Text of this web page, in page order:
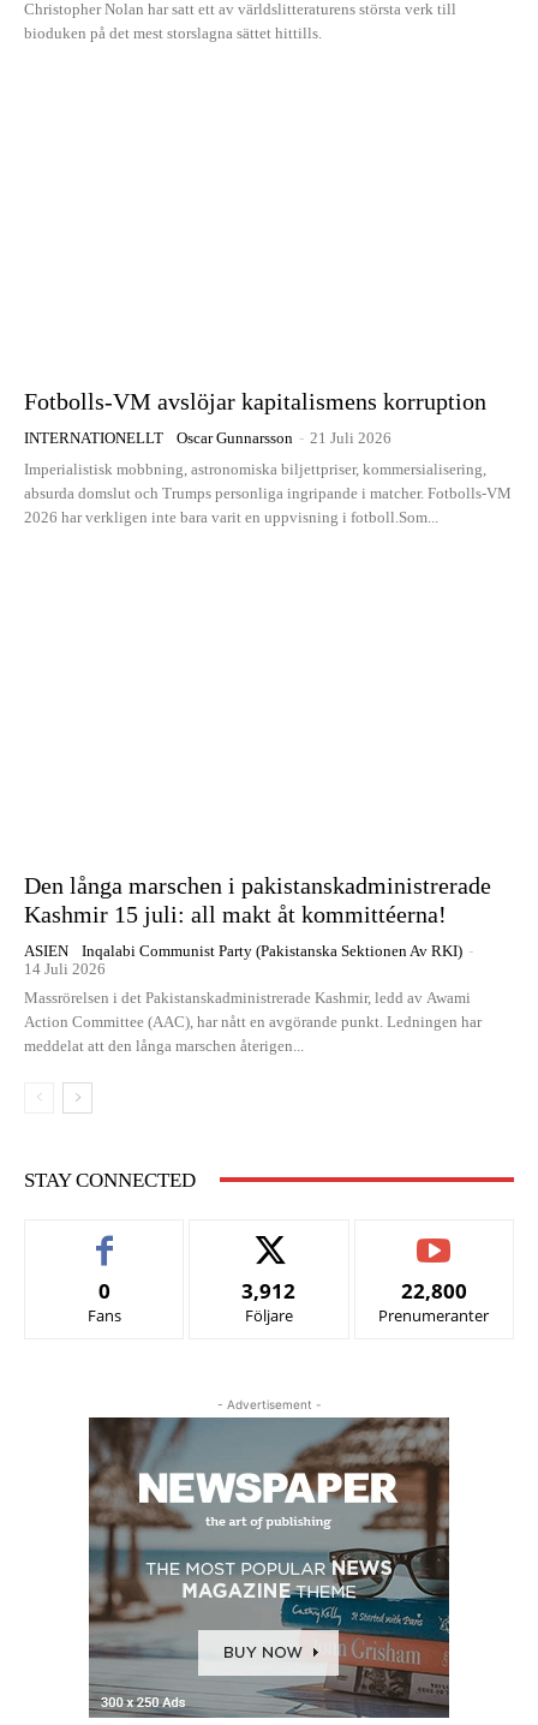
Christopher Nolan har satt ett av världslitteraturens största verk till
bioduken på det mest storslagna sättet hittills.
Fotbolls-VM avslöjar kapitalismens korruption
INTERNATIONELLT Oscar Gunnarsson - 21 Juli 2026
Imperialistisk mobbning, astronomiska biljettpriser, kommersialisering,
absurda domslut och Trumps personliga ingripande i matcher. Fotbolls-VM
2026 har verkligen inte bara varit en uppvisning i fotboll.Som...
Den långa marschen i pakistanskadministrerade
Kashmir 15 juli: all makt åt kommittéerna!
ASIEN Inqalabi Communist Party (Pakistanska Sektionen Av RKI) -
14 Juli 2026
Massrörelsen i det Pakistanskadministrerade Kashmir, ledd av Awami
Action Committee (AAC), har nått en avgörande punkt. Ledningen har
meddelat att den långa marschen återigen...
STAY CONNECTED
0
Fans
3,912
Följare
22,800
Prenumeranter
- Advertisement -